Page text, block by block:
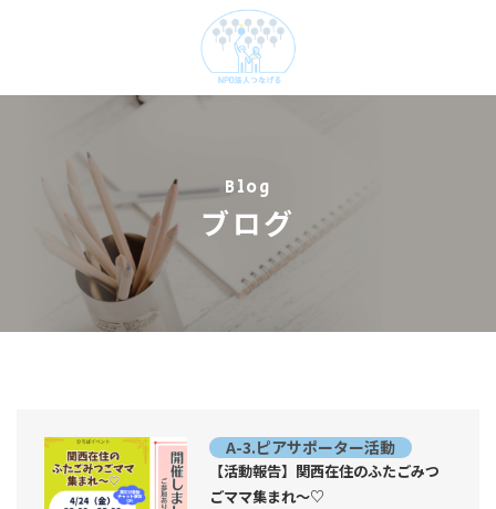
Blog
ブログ
A-3.ピアサポーター活動
【活動報告】関西在住のふたごみつ
ごママ集まれ〜♡